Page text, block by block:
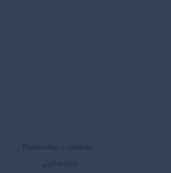
Plataformas y contacto